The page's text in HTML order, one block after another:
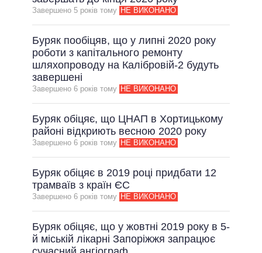
ВСІ ОБІЦЯНКИ
АРХІВНІ ОБІЦЯНКИ
Завершено 5 рокiв тому НЕ ВИКОНАНО
Буряк пообіцяв, що у липні 2020 року
роботи з капітального ремонту
шляхопроводу на Калібровій-2 будуть
завершені
Завершено 6 рокiв тому НЕ ВИКОНАНО
Буряк обіцяє, що ЦНАП в Хортицькому
районі відкриють весною 2020 року
Завершено 6 рокiв тому НЕ ВИКОНАНО
Буряк обіцяє в 2019 році придбати 12
трамваїв з країн ЄС
Завершено 6 рокiв тому НЕ ВИКОНАНО
Буряк обіцяє, що у жовтні 2019 року в 5-
й міській лікарні Запоріжжя запрацює